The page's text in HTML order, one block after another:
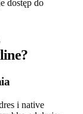
dostęp do
i native